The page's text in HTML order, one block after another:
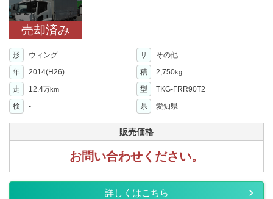
売却済み
形 ウィング サ
その他
年
2014(H26) 積 2,750kg
走 12.4万km 型
TKG-FRR90T2
検
- 県 愛知県
販売価格
お問い合わせください。
詳しくはこちら